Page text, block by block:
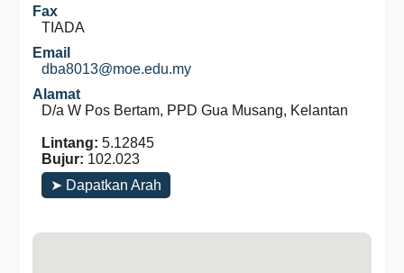
Fax
TIADA
Email
dba8013@moe.edu.my
Alamat
D/a W Pos Bertam, PPD Gua Musang, Kelantan
Lintang: 5.12845
Bujur: 102.023
➤ Dapatkan Arah